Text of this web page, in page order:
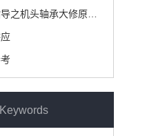
机头轴承大修原因解析
Keywords